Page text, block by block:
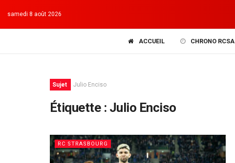
samedi 8 août 2026
ACCUEIL CHRONO RCSA
Sujet Julio Enciso
Étiquette : Julio Enciso
RC STRASBOURG